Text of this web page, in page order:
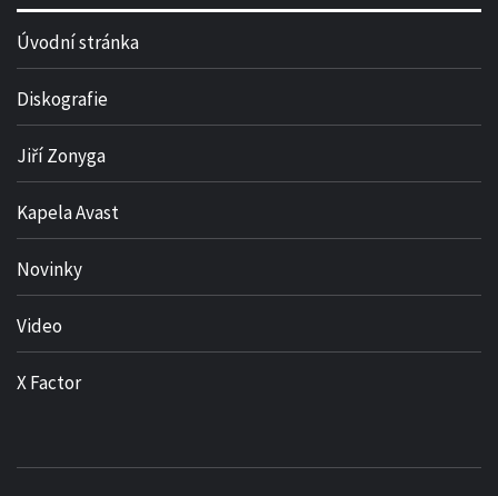
Úvodní stránka
Diskografie
Jiří Zonyga
Kapela Avast
Novinky
Video
X Factor